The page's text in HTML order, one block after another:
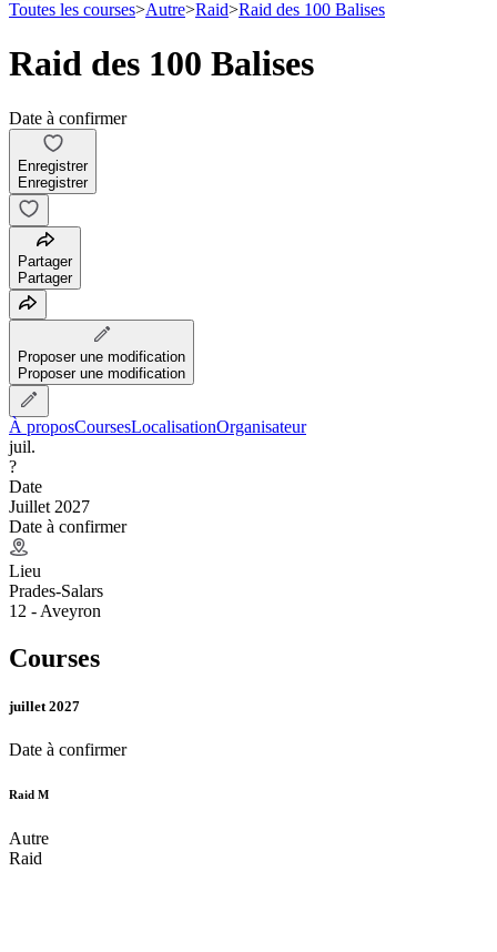
Toutes les courses>Autre>Raid>Raid des 100 Balises
Raid des 100 Balises
Date à confirmer
Enregistrer
Enregistrer
Partager
Partager
Proposer une modification
Proposer une modification
À proposCoursesLocalisationOrganisateur
juil.
?
Date
Juillet 2027
Date à confirmer
Lieu
Prades-Salars
12 - Aveyron
Courses
juillet 2027
Date à confirmer
Raid M
Autre
Raid